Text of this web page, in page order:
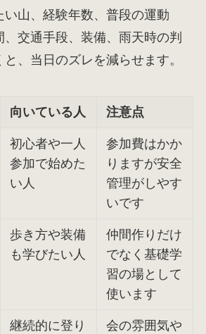
い山、経験年数、普段の運動
交通手段、装備、雨天時の判
、当日のズレを減らせます。
向いている人 注意点
初心者や一人
参加で始めた
い人
参加費はかか
りますが安全
管理がしやす
いです
歩き方や装備
も学びたい人
仲間作りだけ
でなく基礎学
習の場として
使います
継続的に登り
会の雰囲気や